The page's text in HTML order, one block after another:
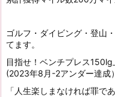
ゴルフ・ダイビング・登山
てます。
目指せ！ベンチプレス
(2023年8月-2アンダー達成）
「人生楽しまなければ罪であ